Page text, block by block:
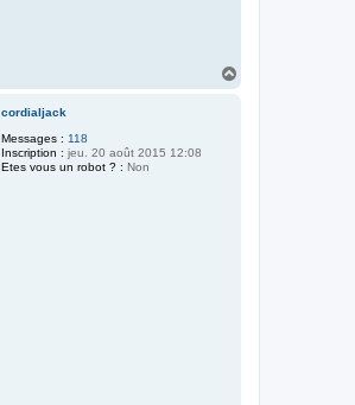
cordialjack
Messages : 118
Inscription : jeu. 20 août 2015 12:08
Etes vous un robot ? : Non